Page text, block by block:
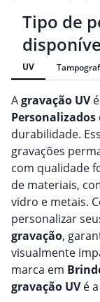
Tipo de
UV
Agravação UVé
Personalizados
durabilidade.
gravações
com qualidade
de materiais,
vidro e metais.
personalizar
gravação,
visualmente
marca em
gravação UVé a